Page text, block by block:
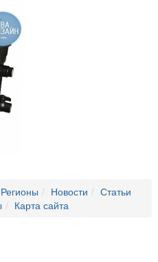
Регионы Новости
Статьи
Карта сайта